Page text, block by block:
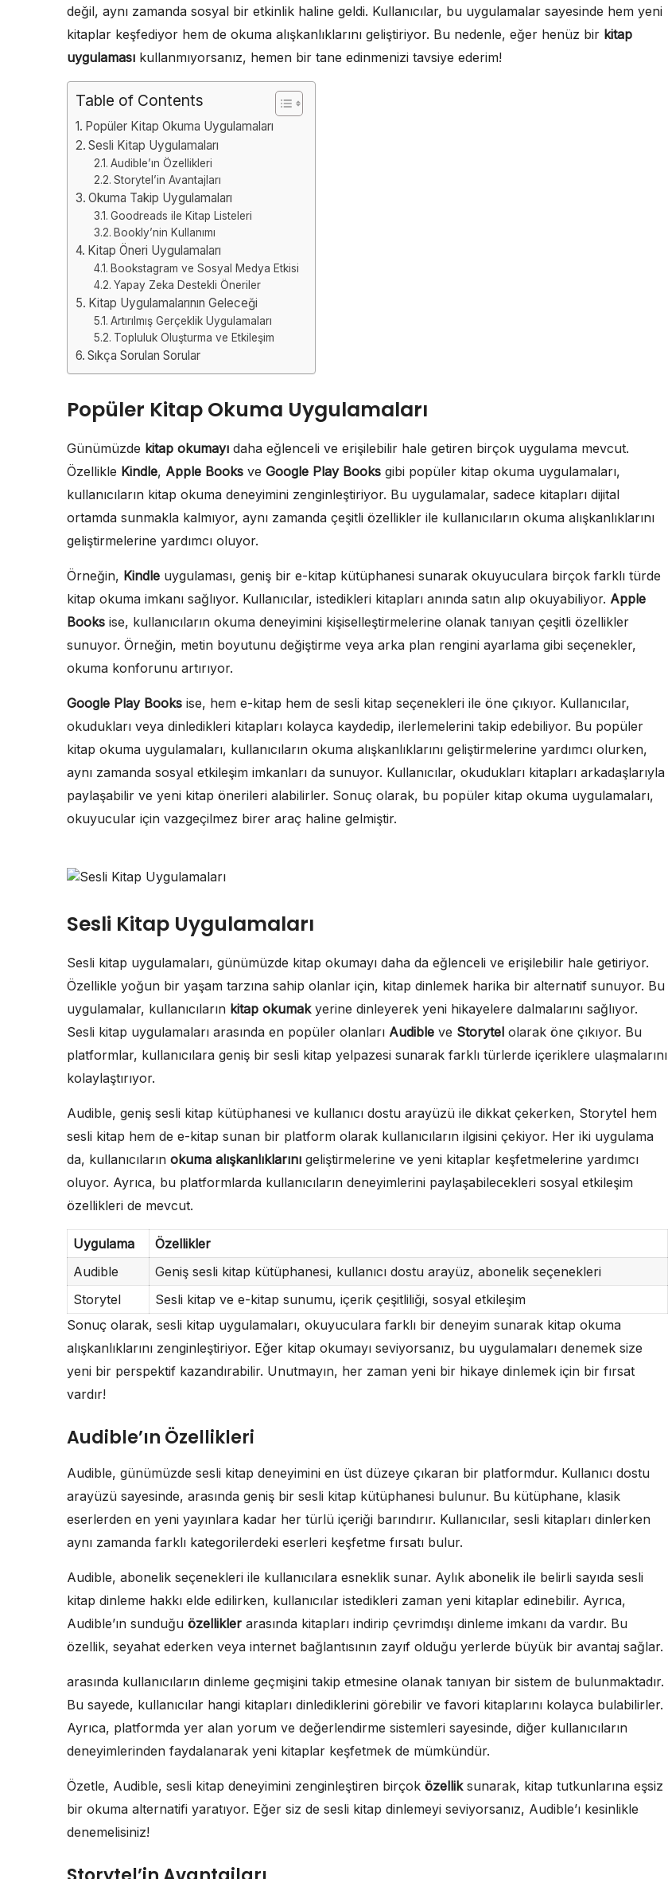
değil, aynı zamanda sosyal bir etkinlik haline geldi. Kullanıcılar, bu uygulamalar sayesinde hem yeni
kitaplar keşfediyor hem de okuma alışkanlıklarını geliştiriyor. Bu nedenle, eğer henüz bir kitap
uygulaması kullanmıyorsanız, hemen bir tane edinmenizi tavsiye ederim!
Table of Contents
Popüler Kitap Okuma Uygulamaları
Sesli Kitap Uygulamaları
Audible’ın Özellikleri
Storytel’in Avantajları
Okuma Takip Uygulamaları
Goodreads ile Kitap Listeleri
Bookly’nin Kullanımı
Kitap Öneri Uygulamaları
Bookstagram ve Sosyal Medya Etkisi
Yapay Zeka Destekli Öneriler
Kitap Uygulamalarının Geleceği
Artırılmış Gerçeklik Uygulamaları
Topluluk Oluşturma ve Etkileşim
Sıkça Sorulan Sorular
Popüler Kitap Okuma Uygulamaları
Günümüzde kitap okumayı daha eğlenceli ve erişilebilir hale getiren birçok uygulama mevcut.
Özellikle Kindle, Apple Books ve Google Play Books gibi popüler kitap okuma uygulamaları,
kullanıcıların kitap okuma deneyimini zenginleştiriyor. Bu uygulamalar, sadece kitapları dijital
ortamda sunmakla kalmıyor, aynı zamanda çeşitli özellikler ile kullanıcıların okuma alışkanlıklarını
geliştirmelerine yardımcı oluyor.
Örneğin, Kindle uygulaması, geniş bir e-kitap kütüphanesi sunarak okuyuculara birçok farklı türde
kitap okuma imkanı sağlıyor. Kullanıcılar, istedikleri kitapları anında satın alıp okuyabiliyor. Apple
Books ise, kullanıcıların okuma deneyimini kişiselleştirmelerine olanak tanıyan çeşitli özellikler
sunuyor. Örneğin, metin boyutunu değiştirme veya arka plan rengini ayarlama gibi seçenekler,
okuma konforunu artırıyor.
Google Play Books ise, hem e-kitap hem de sesli kitap seçenekleri ile öne çıkıyor. Kullanıcılar,
okudukları veya dinledikleri kitapları kolayca kaydedip, ilerlemelerini takip edebiliyor. Bu popüler
kitap okuma uygulamaları, kullanıcıların okuma alışkanlıklarını geliştirmelerine yardımcı olurken,
aynı zamanda sosyal etkileşim imkanları da sunuyor. Kullanıcılar, okudukları kitapları arkadaşlarıyla
paylaşabilir ve yeni kitap önerileri alabilirler. Sonuç olarak, bu popüler kitap okuma uygulamaları,
okuyucular için vazgeçilmez birer araç haline gelmiştir.
Sesli Kitap Uygulamaları
Sesli kitap uygulamaları, günümüzde kitap okumayı daha da eğlenceli ve erişilebilir hale getiriyor.
Özellikle yoğun bir yaşam tarzına sahip olanlar için, kitap dinlemek harika bir alternatif sunuyor. Bu
uygulamalar, kullanıcıların kitap okumakyerine dinleyerek yeni hikayelere dalmalarını sağlıyor.
Sesli kitap uygulamaları arasında en popüler olanları Audible ve Storytel olarak öne çıkıyor. Bu
platformlar, kullanıcılara geniş bir sesli kitap yelpazesi sunarak farklı türlerde içeriklere ulaşmalarını
kolaylaştırıyor.
Audible, geniş sesli kitap kütüphanesi ve kullanıcı dostu arayüzü ile dikkat çekerken, Storytel hem
sesli kitap hem de e-kitap sunan bir platform olarak kullanıcıların ilgisini çekiyor. Her iki uygulama
da, kullanıcıların okuma alışkanlıklarını geliştirmelerine ve yeni kitaplar keşfetmelerine yardımcı
oluyor. Ayrıca, bu platformlarda kullanıcıların deneyimlerini paylaşabilecekleri sosyal etkileşim
özellikleri de mevcut.
Uygulama
Özellikler
Audible
Geniş sesli kitap kütüphanesi, kullanıcı dostu arayüz, abonelik seçenekleri
Storytel
Sesli kitap ve e-kitap sunumu, içerik çeşitliliği, sosyal etkileşim
Sonuç olarak, sesli kitap uygulamaları, okuyuculara farklı bir deneyim sunarak kitap okuma
alışkanlıklarını zenginleştiriyor. Eğer kitap okumayı seviyorsanız, bu uygulamaları denemek size
yeni bir perspektif kazandırabilir. Unutmayın, her zaman yeni bir hikaye dinlemek için bir fırsat
vardır!
Audible’ın Özellikleri
Audible, günümüzde sesli kitap deneyimini en üst düzeye çıkaran bir platformdur. Kullanıcı dostu
arayüzü sayesinde, arasında geniş bir sesli kitap kütüphanesi bulunur. Bu kütüphane, klasik
eserlerden en yeni yayınlara kadar her türlü içeriği barındırır. Kullanıcılar, sesli kitapları dinlerken
aynı zamanda farklı kategorilerdeki eserleri keşfetme fırsatı bulur.
Audible, abonelik seçenekleri ile kullanıcılara esneklik sunar. Aylık abonelik ile belirli sayıda sesli
kitap dinleme hakkı elde edilirken, kullanıcılar istedikleri zaman yeni kitaplar edinebilir. Ayrıca,
Audible’ın sunduğu özellikler arasında kitapları indirip çevrimdışı dinleme imkanı da vardır. Bu
özellik, seyahat ederken veya internet bağlantısının zayıf olduğu yerlerde büyük bir avantaj sağlar.
arasında kullanıcıların dinleme geçmişini takip etmesine olanak tanıyan bir sistem de bulunmaktadır.
Bu sayede, kullanıcılar hangi kitapları dinlediklerini görebilir ve favori kitaplarını kolayca bulabilirler.
Ayrıca, platformda yer alan yorum ve değerlendirme sistemleri sayesinde, diğer kullanıcıların
deneyimlerinden faydalanarak yeni kitaplar keşfetmek de mümkündür.
Özetle, Audible, sesli kitap deneyimini zenginleştiren birçok özelliksunarak, kitap tutkunlarına eşsiz
bir okuma alternatifi yaratıyor. Eğer siz de sesli kitap dinlemeyi seviyorsanız, Audible’ı kesinlikle
denemelisiniz!